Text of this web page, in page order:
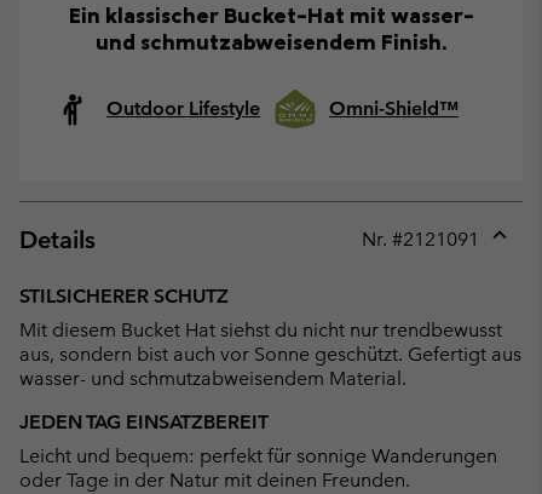
Ein klassischer Bucket-Hat mit wasser-
und schmutzabweisendem Finish.
Outdoor Lifestyle Omni-Shield™
Details Nr. #2121091
STILSICHERER SCHUTZ
Mit diesem Bucket Hat siehst du nicht nur trendbewusst
aus, sondern bist auch vor Sonne geschützt. Gefertigt aus
wasser- und schmutzabweisendem Material.
JEDEN TAG EINSATZBEREIT
Leicht und bequem: perfekt für sonnige Wanderungen
oder Tage in der Natur mit deinen Freunden.